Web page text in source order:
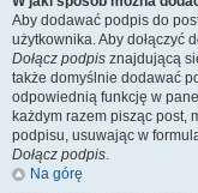
Aby dodawać podpis do
użytkownika. Aby dołączyć
Dołącz podpis znajdującą
także domyślnie dodawać
odpowiednią funkcję w
każdym razem pisząc post,
podpisu, usuwając w
Dołącz podpis.
Na górę